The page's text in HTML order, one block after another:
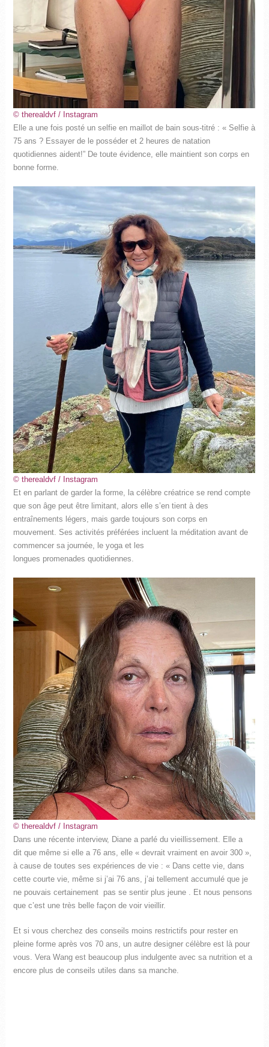
© therealdvf / Instagram
Elle a une fois posté un selfie en maillot de bain sous-titré : « Selfie à
75 ans ? Essayer de le posséder et 2 heures de natation
quotidiennes aident!” De toute évidence, elle maintient son corps en
bonne forme.
© therealdvf / Instagram
Et en parlant de garder la forme, la célèbre créatrice se rend compte
que son âge peut être limitant, alors elle s’en tient à des
entraînements légers, mais garde toujours son corps en
mouvement. Ses activités préférées incluent la méditation avant de
commencer sa journée, le yoga et les
longues promenades quotidiennes.
© therealdvf / Instagram
Dans une récente interview, Diane a parlé du vieillissement. Elle a
dit que même si elle a 76 ans, elle « devrait vraiment en avoir 300 »,
à cause de toutes ses expériences de vie : « Dans cette vie, dans
cette courte vie, même si j’ai 76 ans, j’ai tellement accumulé que je
ne pouvais certainement pas se sentir plus jeune . Et nous pensons
que c’est une très belle façon de voir vieillir.
Et si vous cherchez des conseils moins restrictifs pour rester en
pleine forme après vos 70 ans, un autre designer célèbre est là pour
vous. Vera Wang est beaucoup plus indulgente avec sa nutrition et a
encore plus de conseils utiles dans sa manche.